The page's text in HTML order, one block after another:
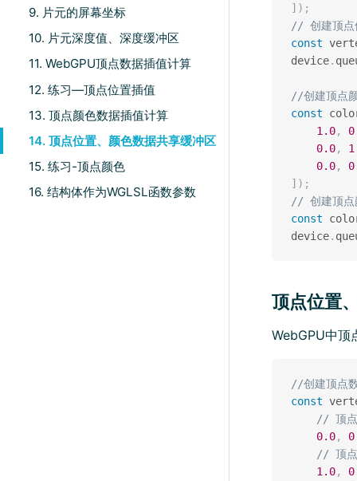
9. 片元的屏幕坐标
10. 片元深度值、深度缓冲区
11. WebGPU顶点数据插值计算
12. 练习—顶点位置插值
13. 顶点颜色数据插值计算
14. 顶点位置、颜色数据共享缓冲区
15. 练习-顶点颜色
16. 结构体作为WGLSL函数参数
] ) ;
// 创建顶点
const
device.
//创建顶点
const
1.0,
0.0,
0.0,
] ) ;
// 创建顶点
const
device.
顶点位置
WebGPU中顶
//创建顶点
const
// 顶
0.0,
// 顶
1.0,